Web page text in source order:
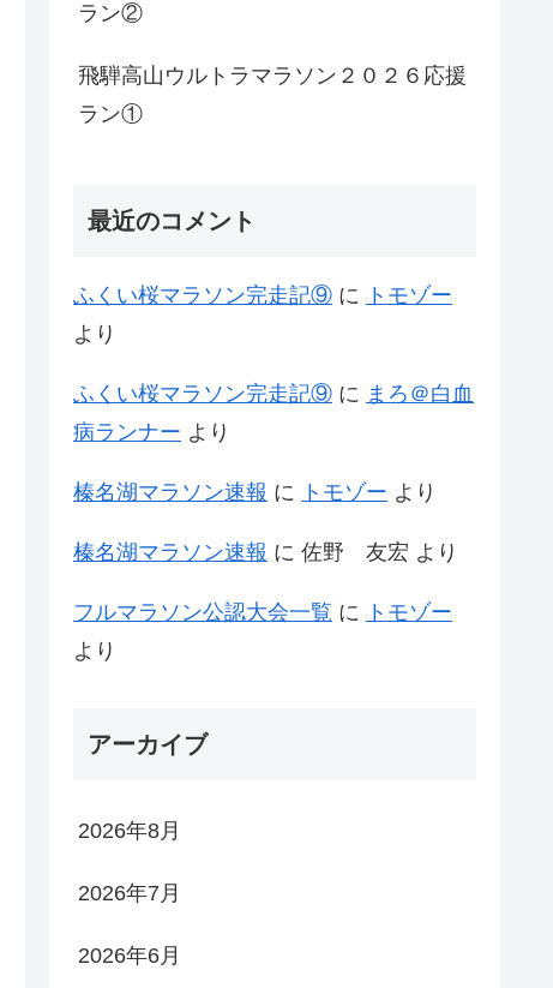
ラン②
飛騨高山ウルトラマラソン２０２６応援
ラン①
最近のコメント
ふくい桜マラソン完走記⑨ に
トモゾー
より
ふくい桜マラソン完走記⑨ に まろ＠白血
病ランナー より
榛名湖マラソン速報 に トモゾー より
榛名湖マラソン速報 に 佐野 友宏 より
フルマラソン公認大会一覧 に
トモゾー
より
アーカイブ
2026年8月
2026年7月
2026年6月